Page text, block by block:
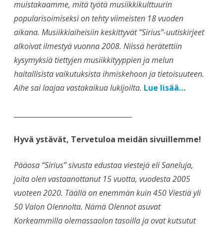
muistakaamme, mitä työtä musiikkikulttuurin
popularisoimiseksi on tehty viimeisten 18 vuoden
aikana. Musiikkiaiheisiin keskittyvät ”Sirius”-uutiskirjeet
alkoivat ilmestyä vuonna 2008. Niissä herätettiin
kysymyksiä tiettyjen musiikkityyppien ja melun
haitallisista vaikutuksista ihmiskehoon ja tietoisuuteen.
Aihe sai laajaa vastakaikua lukijoilta. Lue lisää…
Hyvä ystävät, Tervetuloa meidän sivuillemme!
Pääosa “Sirius” sivusta edustaa viestejä eli Saneluja,
joita olen vastaanottanut 15 vuotta, vuodesta 2005
vuoteen 2020. Täällä on enemmän kuin 450 Viestiä yli
50 Valon Olennolta. Nämä Olennot asuvat
Korkeammilla olemassaolon tasoilla ja ovat kutsutut